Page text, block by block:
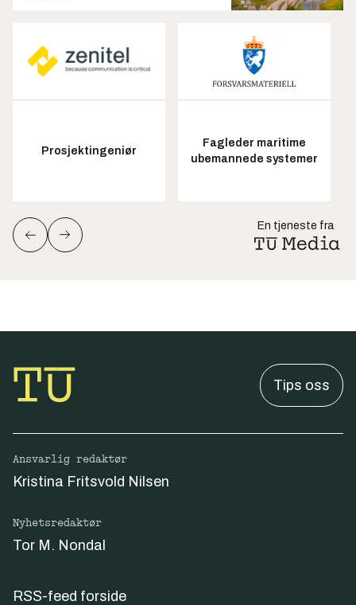
Prosjektingeniør
Fagleder maritime
ubemannede systemer
En tjeneste fra
Tips oss
Ansvarlig redaktør
Kristina Fritsvold Nilsen
Nyhetsredaktør
Tor M. Nondal
RSS-feed forside